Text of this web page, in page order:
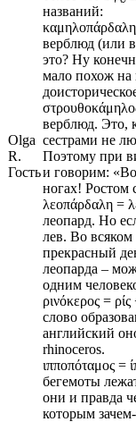
Olga
R.
Гость
названий:
верблюд (или
это? Ну
мало похож на
верблюд. Это,
сестрами не
Поэтому при
и говорим:
ногах! Ростом
λεοπάρδαλη =
леопард. Но
лев. Во
прекрасный
леопарда –
одним
ρινόκερος =
слово
английский
rhinoceros.
ιπποπόταμος =
бегемоты
они и правда
которым